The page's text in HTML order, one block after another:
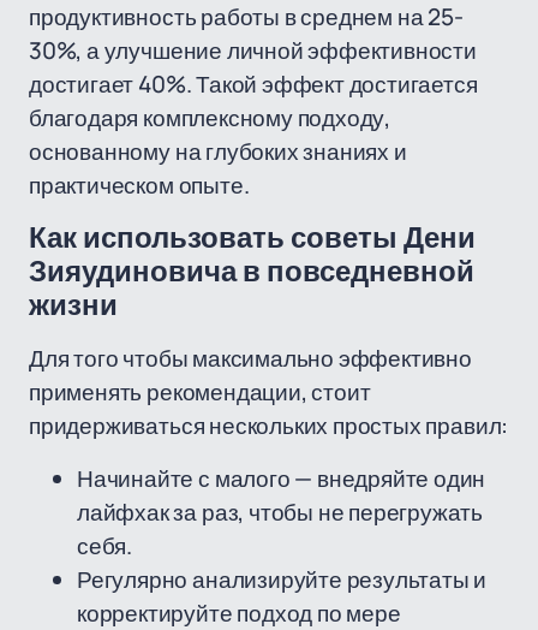
продуктивность работы в среднем на 25-
30%, а улучшение личной эффективности
достигает 40%. Такой эффект достигается
благодаря комплексному подходу,
основанному на глубоких знаниях и
практическом опыте.
Как использовать советы Дени
Зияудиновича в повседневной
жизни
Для того чтобы максимально эффективно
применять рекомендации, стоит
придерживаться нескольких простых правил:
Начинайте с малого — внедряйте один
лайфхак за раз, чтобы не перегружать
себя.
Регулярно анализируйте результаты и
корректируйте подход по мере